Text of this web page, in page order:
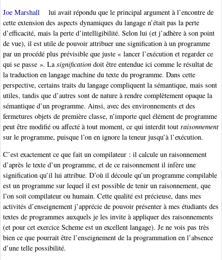
Joe Marshall
lui avait répondu que le principal argument à l’encontre de
cette extension des aspects dynamiques du langage n’était pas la perte
d’efficacité, mais la perte d’intelligibilité. Selon lui (et j’adhère à son point
de vue), il est utile de pouvoir attribuer une signification à un programme
par un procédé plus prévisible que juste « lancer l’exécution et regarder ce
qui se passe ». La signification doit être entendue ici comme le résultat de
la traduction en langage machine du texte du programme. Dans cette
perspective, certains traits du langage compliquent la sémantique, mais sont
utiles, tandis que d’autres sont de nature à rendre complètement opaque la
sémantique d’un programme. Ainsi, avec des environnements et des
fermetures objets de première classe, n’importe quel élément de programme
peut être modifié ou affecté à tout moment, ce qui interdit tout raisonnement
sur le programme, puisque l’on en ignore la teneur jusqu’à l’exécution.
C’est exactement ce que fait un compilateur : il calcule un raisonnement
d’après le texte d’un programme, et de ce raisonnement il infère une
signification qu’il lui attribue. D’où il découle qu’un programme compilable
est un programme sur lequel il est possible de tenir un raisonnement, que
l’on soit compilateur ou humain. Cette qualité est précieuse, dans mes
activités d’enseignement j’apprécie de pouvoir présenter à mes étudiants des
textes de programmes auxquels je les invite à appliquer des raisonnements
(et pour cet exercice Scheme est un excellent langage). Je ne vois pas très
bien ce que pourrait être l’enseignement de la programmation en l’absence
d’une telle possibilité.